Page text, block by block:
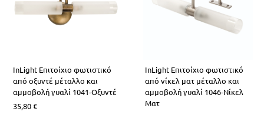
InLight Επιτοίχιο φωτιστικό
από οξυντέ μέταλλο και
αμμοβολή γυαλί 1041-Οξυντέ
35,80€
InLight Επιτοίχιο φωτιστικό
από νίκελ ματ μέταλλο και
αμμοβολή γυαλί 1046-Νίκελ
Ματ